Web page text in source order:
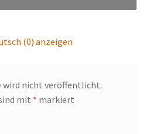
(0) anzeigen
wird nicht veröffentlicht.
mit * markiert